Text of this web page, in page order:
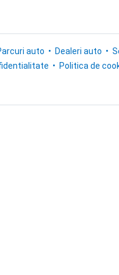
auto Dealeri auto
Politica de